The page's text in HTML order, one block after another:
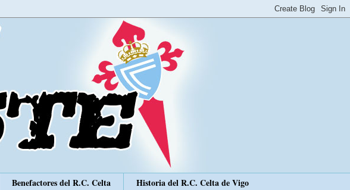
Benefactores del R.C. Celta
Historia del R.C. Celta de Vigo